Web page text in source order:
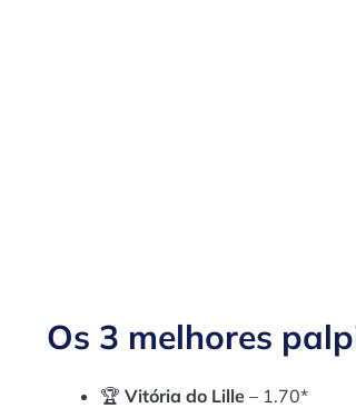
Os 3 melhores
🏆 Vitória do Lille – 1.70*